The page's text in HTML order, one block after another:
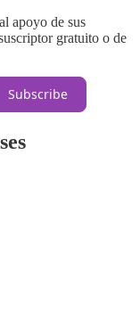
apoyo de sus
gratuito o de
Subscribe